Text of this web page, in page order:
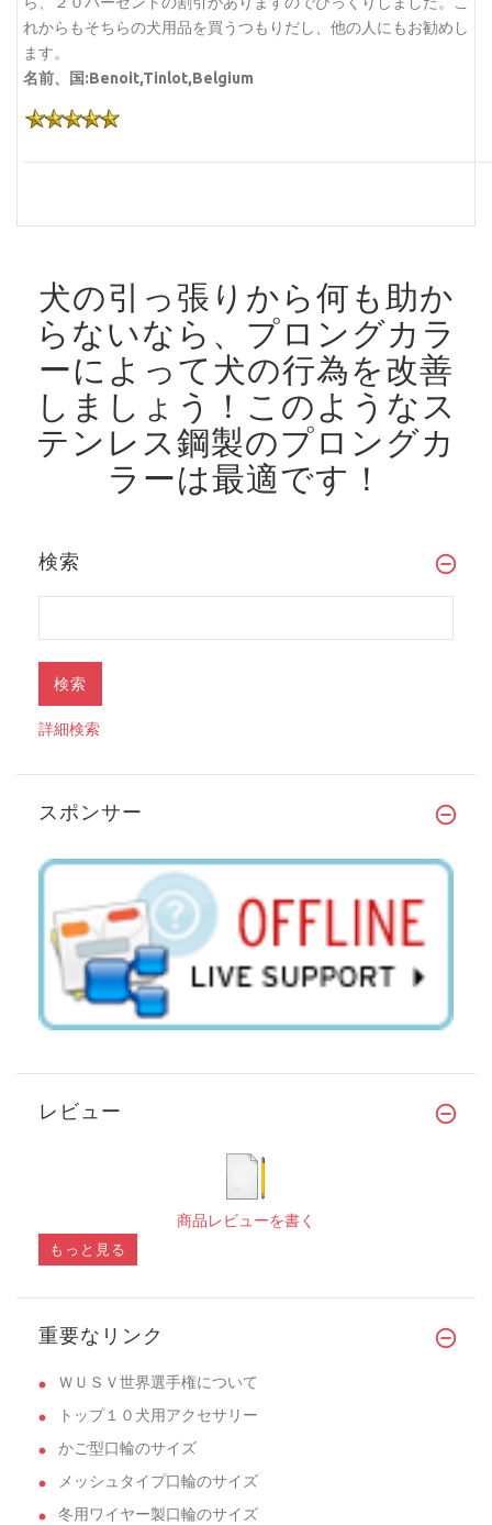
れからもそちらの犬用品を買うつもりだし、他の人にもお勧めし
ます。
名前、国:Benoit,Tinlot,Belgium
犬の引っ張りから何も助か
らないなら、プロングカラ
ーによって犬の行為を改善
しましょう！ このようなス
テンレス鋼製のプロングカ
ラーは最適です！
検索
詳細検索
スポンサー
レビュー
商品レビューを書く
もっと見る
重要なリンク
ＷＵＳＶ世界選手権について
トップ１０犬用アクセサリー
かご型口輪のサイズ
メッシュタイプ口輪のサイズ
冬用ワイヤー製口輪のサイズ